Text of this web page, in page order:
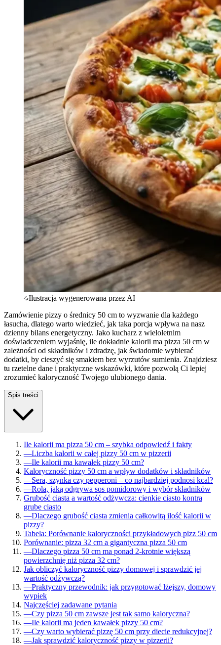
Ilustracja wygenerowana przez AI
Zamówienie pizzy o średnicy 50 cm to wyzwanie dla każdego
łasucha, dlatego warto wiedzieć, jak taka porcja wpływa na nasz
dzienny bilans energetyczny. Jako kucharz z wieloletnim
doświadczeniem wyjaśnię, ile dokładnie kalorii ma pizza 50 cm w
zależności od składników i zdradzę, jak świadomie wybierać
dodatki, by cieszyć się smakiem bez wyrzutów sumienia. Znajdziesz
tu rzetelne dane i praktyczne wskazówki, które pozwolą Ci lepiej
zrozumieć kaloryczność Twojego ulubionego dania.
Spis treści
Ile kalorii ma pizza 50 cm – szybka odpowiedź i fakty
—Liczba kalorii w całej pizzy 50 cm w pizzerii
—Ile kalorii ma kawałek pizzy 50 cm?
Kaloryczność pizzy 50 cm a wpływ dodatków i składników
—Sera, szynka czy pepperoni – co najbardziej podnosi kcal?
—Rola, jaką odgrywa sos pomidorowy i wybór składników
Grubość ciasta a wartość odżywcza: cienkie ciasto kontra
grube ciasto
—Dlaczego grubość ciasta zmienia całkowitą ilość kalorii w
pizzy?
Tabela: Porównanie kaloryczności przykładowych pizz 50 cm
Porównanie: pizza 32 cm a gigantyczna pizza 50 cm
—Dlaczego pizza 50 cm ma ponad 2-krotnie większą
powierzchnię niż pizza 32 cm?
Jak obliczyć kaloryczność pizzy domowej i sprawdzić jej
wartość odżywczą?
—Praktyczny przewodnik: jak przygotować lżejszy, domowy
wypiek
Najczęściej zadawane pytania
—Czy pizza 50 cm zawsze jest tak samo kaloryczna?
—Ile kalorii ma jeden kawałek pizzy 50 cm?
—Czy warto wybierać pizzę 50 cm przy diecie redukcyjnej?
—Jak sprawdzić kaloryczność pizzy w pizzerii?